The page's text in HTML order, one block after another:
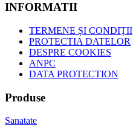
INFORMATII
TERMENE ȘI CONDIȚII
PROTECTIA DATELOR
DESPRE COOKIES
ANPC
DATA PROTECTION
Produse
Sanatate